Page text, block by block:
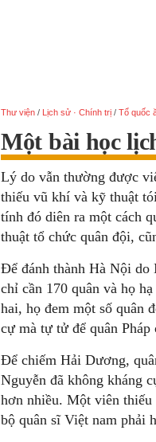
Thư viện / Lịch sử · Chính trị / Tổ quốc
Một bài học
Lý do vẫn thường được
thiếu vũ khí và kỹ thuật
tính đó diên ra một cách
thuật tổ chức quân đội,
Để đánh thành Hà Nội do
chỉ cần 170 quân và họ
hai, họ đem một số quân
cự mà tự tử để quân Pháp
Để chiếm Hải Dương,
Nguyễn đã không kháng
hơn nhiều. Một viên
bộ quân sĩ Việt nam phải